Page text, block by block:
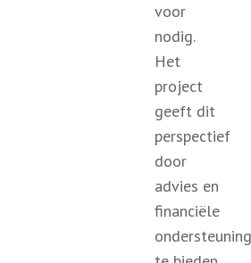
voor
nodig.
Het
project
geeft dit
perspectief
door
advies en
financiële
ondersteuning